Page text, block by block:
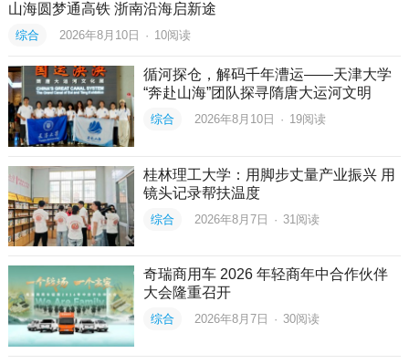
山海圆梦通高铁 浙南沿海启新途
综合 2026年8月10日 · 10阅读
循河探仓，解码千年漕运——天津大学
“奔赴山海”团队探寻隋唐大运河文明
综合 2026年8月10日 · 19阅读
桂林理工大学：用脚步丈量产业振兴 用
镜头记录帮扶温度
综合 2026年8月7日 · 31 阅读
奇瑞商用车 2026 年轻商年中合作伙伴
大会隆重召开
综合 2026年8月7日 · 30阅读